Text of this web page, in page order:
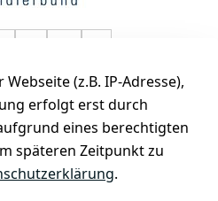
(z.B. IP-Adresse),
erfolgt erst durch
eines berechtigten
späteren Zeitpunkt zu
.